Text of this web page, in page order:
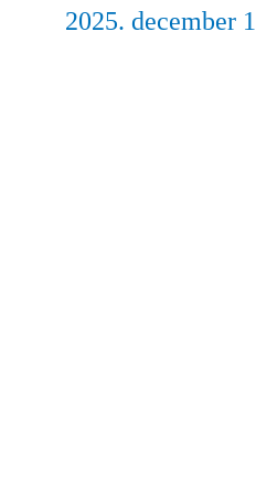
2025. december